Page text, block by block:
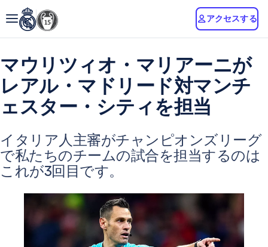
アクセスする
マウリツィオ・マリアーニが
レアル・マドリード対マンチ
ェスター・シティを担当
イタリア人主審がチャンピオンズリーグ
で私たちのチームの試合を担当するのは
これが3回目です。